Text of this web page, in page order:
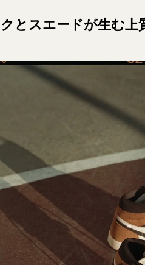
とスエードが生む上